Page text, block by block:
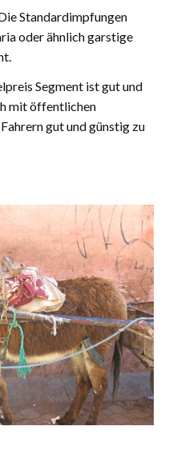
Standardimpfungen
oder ähnlich garstige
Segment ist gut und
mit öffentlichen
gut und günstig zu